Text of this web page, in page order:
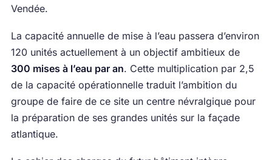
Vendée.
La capacité annuelle de mise à l’eau passera d’environ
120 unités actuellement à un objectif ambitieux de
300 mises à l’eau par an. Cette multiplication par 2,5
de la capacité opérationnelle traduit l’ambition du
groupe de faire de ce site un centre névralgique pour
la préparation de ses grandes unités sur la façade
atlantique.